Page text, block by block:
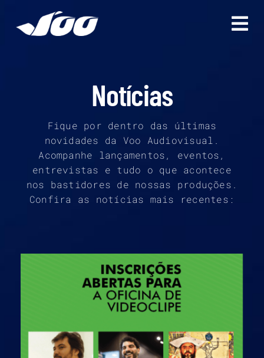
para
Notícias
Fique por dentro das últimas
novidades da Voo Audiovisual.
Acompanhe lançamentos, eventos,
entrevistas e tudo o que acontece
nos bastidores de nossas produções.
Confira as notícias mais recentes: